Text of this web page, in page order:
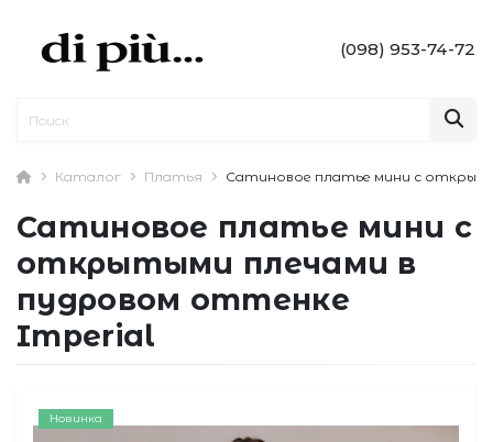
(098) 953-74-72
Каталог Платья Сатиновое платье мини с
Сатиновое платье мини с
открытыми плечами в
пудровом оттенке
Imperial
Новинка